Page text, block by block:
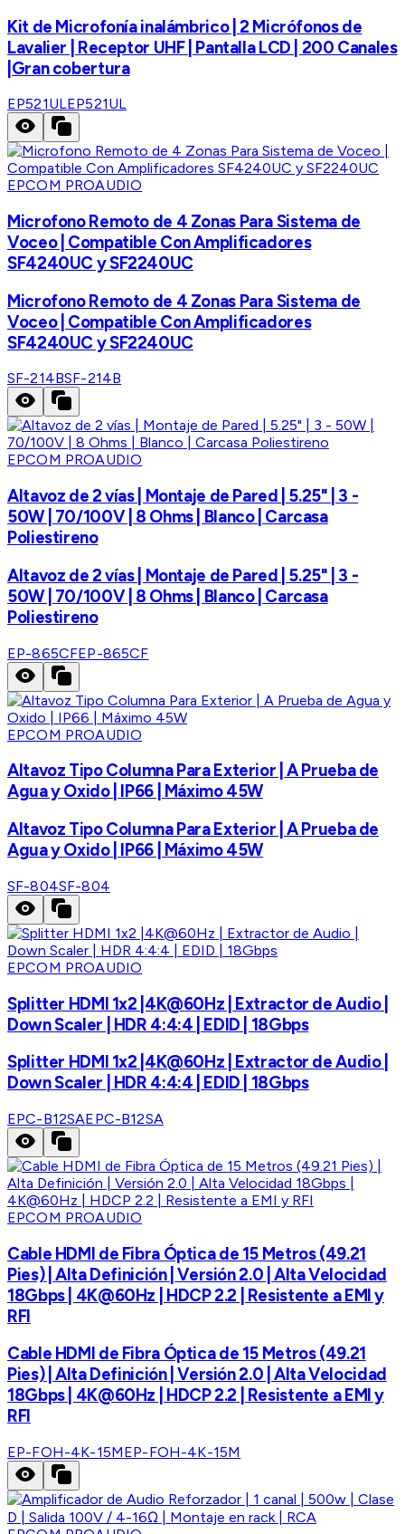
Kit de Microfonía inalámbrico | 2 Micrófonos de
Lavalier | Receptor UHF | Pantalla LCD | 200 Canales
|Gran cobertura
EP521ULEP521UL
EPCOM PROAUDIO
Microfono Remoto de 4 Zonas Para Sistema de
Voceo | Compatible Con Amplificadores
SF4240UC y SF2240UC
Microfono Remoto de 4 Zonas Para Sistema de
Voceo | Compatible Con Amplificadores
SF4240UC y SF2240UC
SF-214BSF-214B
EPCOM PROAUDIO
Altavoz de 2 vías | Montaje de Pared | 5.25" | 3 -
50W | 70/100V | 8 Ohms | Blanco | Carcasa
Poliestireno
Altavoz de 2 vías | Montaje de Pared | 5.25" | 3 -
50W | 70/100V | 8 Ohms | Blanco | Carcasa
Poliestireno
EP-865CFEP-865CF
EPCOM PROAUDIO
Altavoz Tipo Columna Para Exterior | A Prueba de
Agua y Oxido | IP66 | Máximo 45W
Altavoz Tipo Columna Para Exterior | A Prueba de
Agua y Oxido | IP66 | Máximo 45W
SF-804SF-804
EPCOM PROAUDIO
Splitter HDMI 1x2 |4K@60Hz | Extractor de Audio |
Down Scaler | HDR 4:4:4 | EDID | 18Gbps
Splitter HDMI 1x2 |4K@60Hz | Extractor de Audio |
Down Scaler | HDR 4:4:4 | EDID | 18Gbps
EPC-B12SAEPC-B12SA
EPCOM PROAUDIO
Cable HDMI de Fibra Óptica de 15 Metros (49.21
Pies) | Alta Definición | Versión 2.0 | Alta Velocidad
18Gbps | 4K@60Hz | HDCP 2.2 | Resistente a EMI y
RFI
Cable HDMI de Fibra Óptica de 15 Metros (49.21
Pies) | Alta Definición | Versión 2.0 | Alta Velocidad
18Gbps | 4K@60Hz | HDCP 2.2 | Resistente a EMI y
RFI
EP-FOH-4K-15MEP-FOH-4K-15M